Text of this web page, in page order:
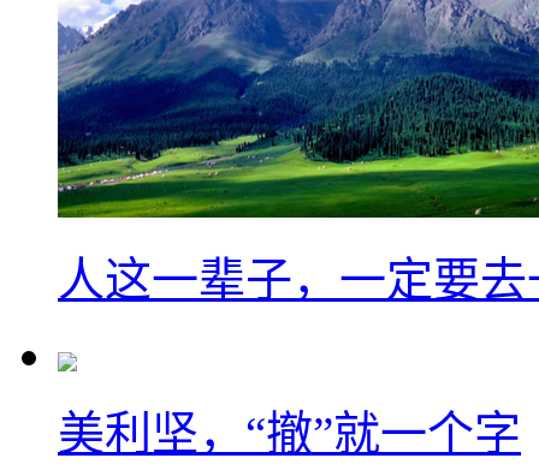
人这一辈子，一定要
美利坚，“撤”就一个字